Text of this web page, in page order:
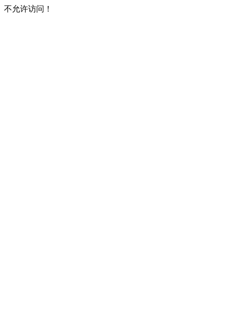
不允许访问！